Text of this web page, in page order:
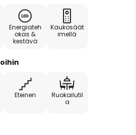
Energiateh
okas &
kestävä
Kaukosäät
imellä
Eteinen
Ruokailutil
a